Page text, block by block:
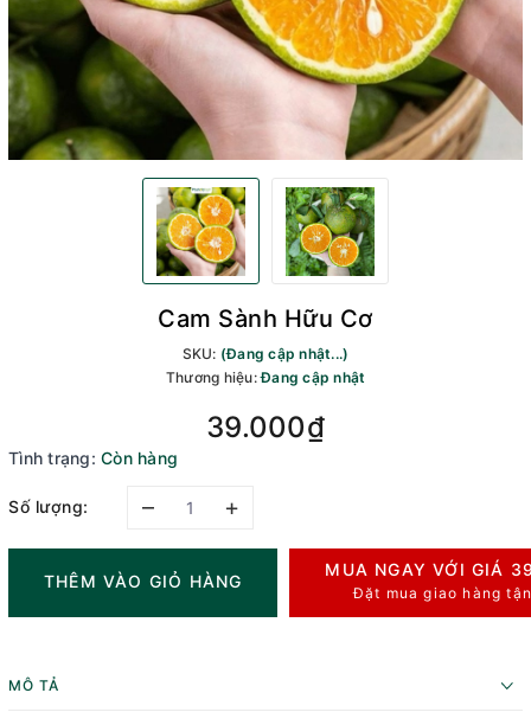
Cam Sành Hữu Cơ
SKU: (Đang cập nhật...)
Thương hiệu:Đang cập nhật
39.000₫
Tình trạng: Còn hàng
Số lượng: – +
THÊM VÀO GIỎ HÀNG
MUA NGAY VỚI GIÁ
Đặt mua giao hàng
MÔ TẢ